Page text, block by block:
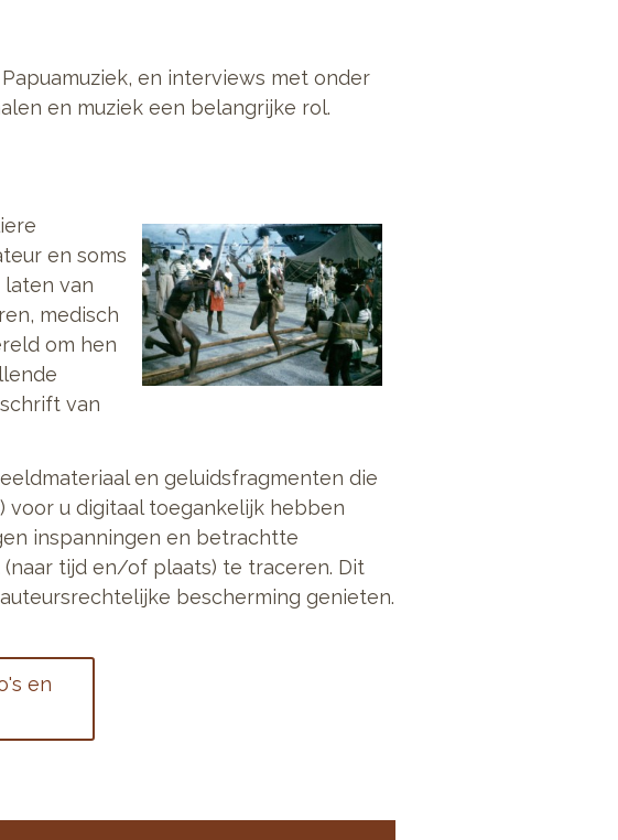
en interviews met onder
en muziek een belangrijke rol.
en soms
van
medisch
om hen
van
en geluidsfragmenten die
u digitaal toegankelijk hebben
inspanningen en betrachtte
tijd en/of plaats) te traceren. Dit
bescherming genieten.
en